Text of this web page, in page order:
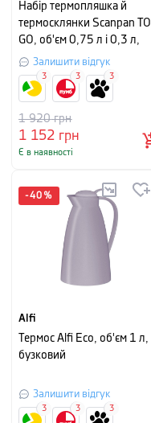
Набір термопляшка й
термосклянки Scanpan TO
GO, об'єм 0,75 л і 0,3 л,
рожевий, 3 предмети
Залишити відгук
1 152 грн
1 920грн
Є в наявності
3 3 3
-40 %
Alfi
Термос Alfi Eco, об'єм 1 л,
бузковий
Залишити відгук
3 3 3